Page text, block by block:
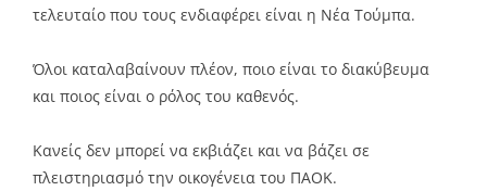
τελευταίο που τους ενδιαφέρει είναι η Νέα Τούμπα.
Όλοι καταλαβαίνουν πλέον, ποιο είναι το διακύβευμα
και ποιος είναι ο ρόλος του καθενός.
Κανείς δεν μπορεί να εκβιάζει και να βάζει σε
πλειστηριασμό την οικογένεια του ΠΑΟΚ.